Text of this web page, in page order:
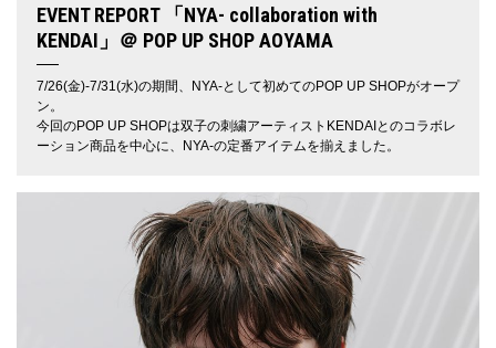
EVENT REPORT 「NYA- collaboration with
KENDAI」＠ POP UP SHOP AOYAMA
7/26(金)-7/31(水)の期間、NYA-として初めてのPOP UP SHOPがオープ
ン。
今回のPOP UP SHOPは双子の刺繍アーティストKENDAIとのコラボレ
ーション商品を中心に、NYA-の定番アイテムを揃えました。